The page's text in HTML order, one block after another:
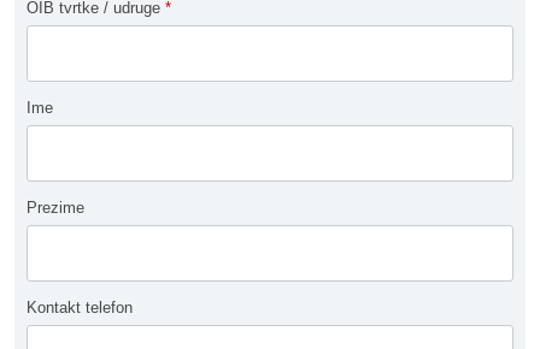
OIB tvrtke / udruge *
Ime
Prezime
Kontakt telefon